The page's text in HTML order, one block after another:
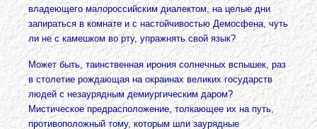
владеющего малороссийским диалектом, на целые дни
запираться в комнате и с настойчивостью Демосфена, чуть
ли не с камешком во рту, упражнять свой язык?
Может быть, таинственная ирония солнечных вспышек, раз
в столетие рождающая на окраинах великих государств
людей с незаурядным демиургическим даром?
Мистическое предрасположение, толкающее их на путь,
противоположный тому, которым шли заурядные